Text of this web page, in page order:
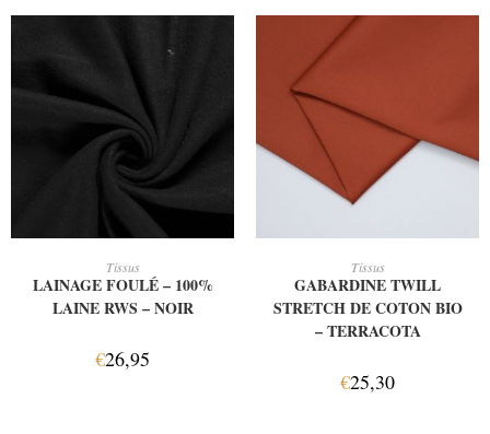
Tissus
LAINAGE FOULÉ – 100%
LAINE RWS – NOIR
€26,95
Tissus
GABARDINE TWILL
STRETCH DE COTON BIO
– TERRACOTA
€25,30